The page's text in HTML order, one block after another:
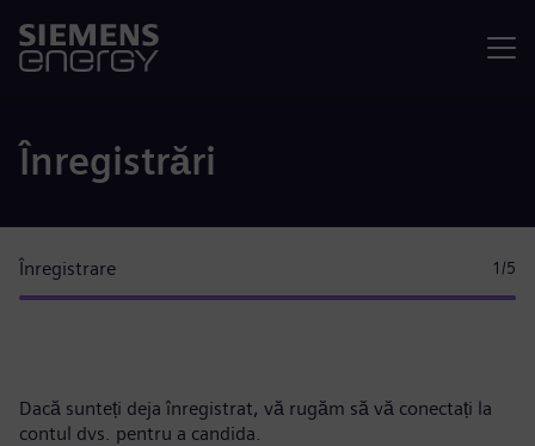
Înregistrări
Înregistrare 1 /5
Dacă sunteți deja înregistrat, vă rugăm să vă conectați la
contul dvs. pentru a candida.